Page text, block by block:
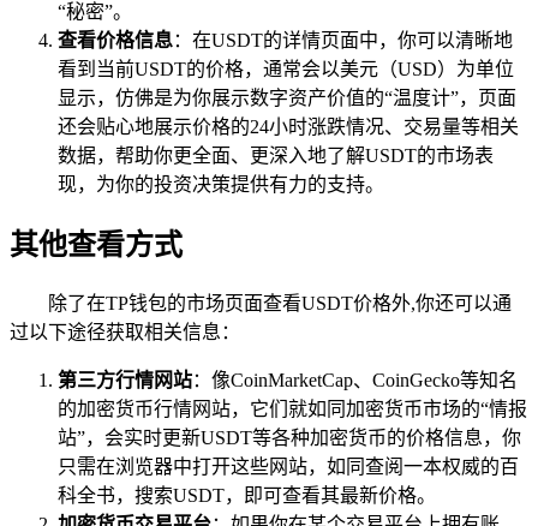
“秘密”。
查看价格信息：在USDT的详情页面中，你可以清晰地
看到当前USDT的价格，通常会以美元（USD）为单位
显示，仿佛是为你展示数字资产价值的“温度计”，页面
还会贴心地展示价格的24小时涨跌情况、交易量等相关
数据，帮助你更全面、更深入地了解USDT的市场表
现，为你的投资决策提供有力的支持。
其他查看方式
除了在TP钱包的市场页面查看USDT价格外,你还可以通
过以下途径获取相关信息：
第三方行情网站：像CoinMarketCap、CoinGecko等知名
的加密货币行情网站，它们就如同加密货币市场的“情报
站”，会实时更新USDT等各种加密货币的价格信息，你
只需在浏览器中打开这些网站，如同查阅一本权威的百
科全书，搜索USDT，即可查看其最新价格。